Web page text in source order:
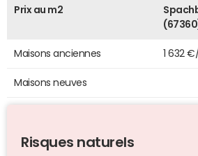
Prix au m2
Maisons anciennes 1 632
Maisons neuves
Risques naturels